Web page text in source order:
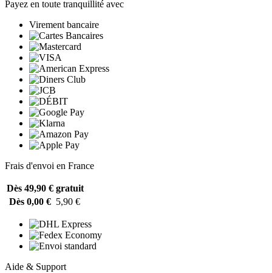
Payez en toute tranquillité avec
Virement bancaire
Frais d'envoi en France
Dès 49,90 € gratuit
Dès 0,00 € 5,90 €
Aide & Support